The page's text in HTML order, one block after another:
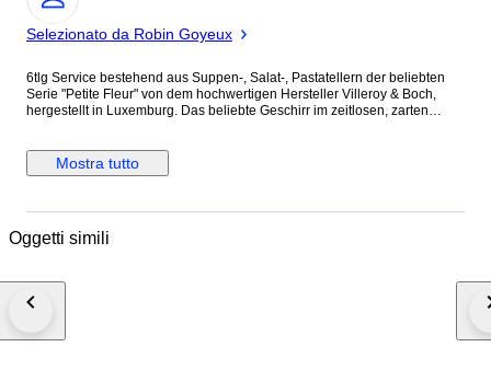
Esperto
Selezionato da Robin Goyeux
6tlg Service bestehend aus Suppen-, Salat-, Pastatellern der beliebten
Serie "Petite Fleur" von dem hochwertigen Hersteller Villeroy & Boch,
hergestellt in Luxemburg. Das beliebte Geschirr im zeitlosen, zarten
Porzellan, bestens geeignet für den täglichen Gebrauch. -
spülmaschinenfest - mikrowellengeeignet Das Service ist in einem
Service setzt sich wie folgt zusammen: 6 x Suppen-, Salat-, Pastateller
Beschreibung. Versand erfolgt sicher und gut verpackt, sowie versichert.
Mostra tutto
Oggetti simili